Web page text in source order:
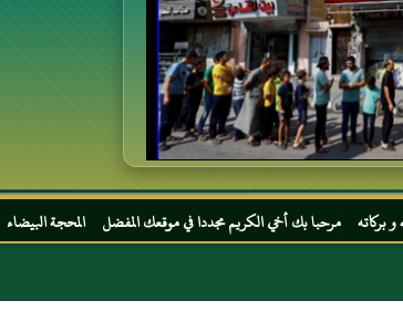
بك أخي الكريم مجددا في موقعك المفضل المحجة البيضاء موقع الحبر